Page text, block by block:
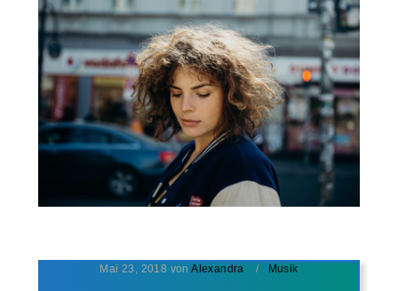
Mai 23, 2018 vonAlexandra Musik